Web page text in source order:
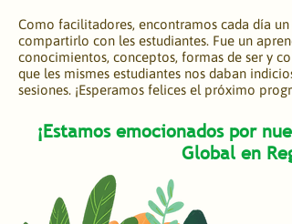
​Como facilitadores, encontramos cada día
compartirlo con les estudiantes. Fue un
conocimientos, conceptos, formas de ser y
que les mismes estudiantes nos daban
sesiones. ¡Esperamos felices el próximo
¡Estamos emocionados por
Global en